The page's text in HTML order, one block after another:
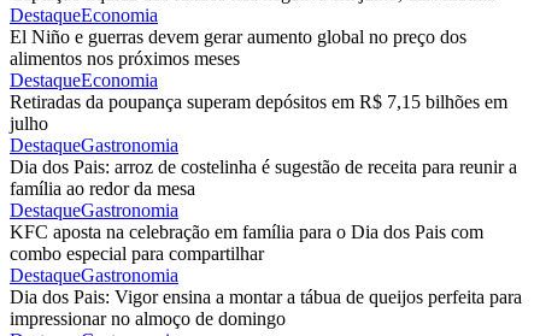
DestaqueEconomia
El Niño e guerras devem gerar aumento global no preço dos
alimentos nos próximos meses
DestaqueEconomia
Retiradas da poupança superam depósitos em R$ 7,15 bilhões em
julho
DestaqueGastronomia
Dia dos Pais: arroz de costelinha é sugestão de receita para reunir a
família ao redor da mesa
DestaqueGastronomia
KFC aposta na celebração em família para o Dia dos Pais com
combo especial para compartilhar
DestaqueGastronomia
Dia dos Pais: Vigor ensina a montar a tábua de queijos perfeita para
impressionar no almoço de domingo